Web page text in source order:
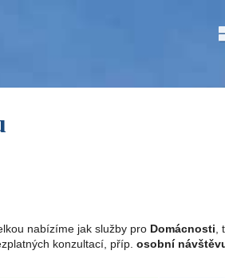
nabízíme jak služby pro Domácnosti
konzultací, příp. osobní